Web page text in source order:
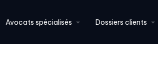
Avocats spécialisés Dossiers clients